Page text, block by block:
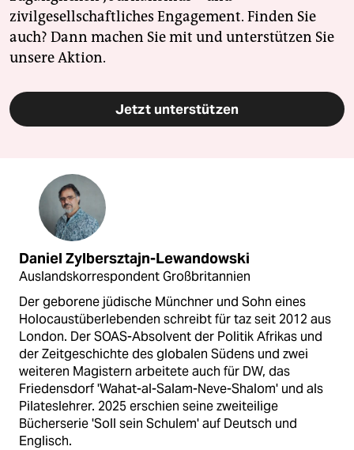
zivilgesellschaftliches Engagement. Finden Sie
auch? Dann machen Sie mit und unterstützen Sie
unsere Aktion.
Jetzt unterstützen
Daniel Zylbersztajn-Lewandowski
Auslandskorrespondent Großbritannien
Der geborene jüdische Münchner und Sohn eines
Holocaustüberlebenden schreibt für taz seit 2012 aus
London. Der SOAS-Absolvent der Politik Afrikas und
der Zeitgeschichte des globalen Südens und zwei
weiteren Magistern arbeitete auch für DW, das
Friedensdorf 'Wahat-al-Salam-Neve-Shalom' und als
Pilateslehrer. 2025 erschien seine zweiteilige
Bücherserie 'Soll sein Schulem' auf Deutsch und
Englisch.